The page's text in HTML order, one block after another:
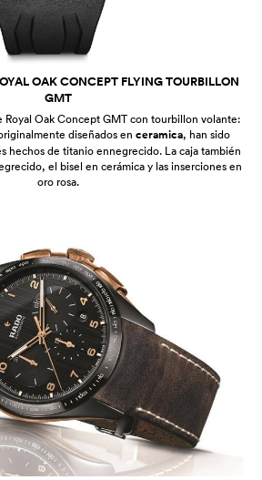
OAK CONCEPT FLYING TOURBILLON
GMT
Royal Oak Concept GMT con tourbillon volante:
diseñados en ceramica, han sido
hechos de titanio ennegrecido. La caja también
el bisel en cerámica y las inserciones en
oro rosa.